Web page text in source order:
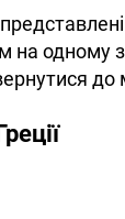
на одному
до